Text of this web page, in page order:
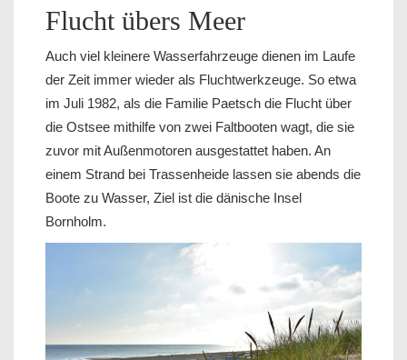
Flucht übers Meer
Auch viel kleinere Wasserfahrzeuge dienen im Laufe
der Zeit immer wieder als Fluchtwerkzeuge. So etwa
im Juli 1982, als die Familie Paetsch die Flucht über
die Ostsee mithilfe von zwei Faltbooten wagt, die sie
zuvor mit Außenmotoren ausgestattet haben. An
einem Strand bei Trassenheide lassen sie abends die
Boote zu Wasser, Ziel ist die dänische Insel
Bornholm.